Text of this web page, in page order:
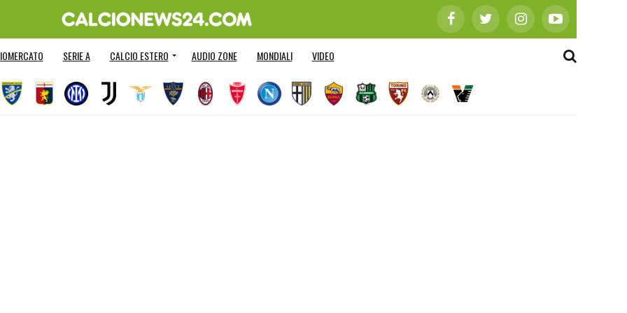
SERIE A CALCIO ESTERO AUDIO ZONE MONDIALI VIDEO